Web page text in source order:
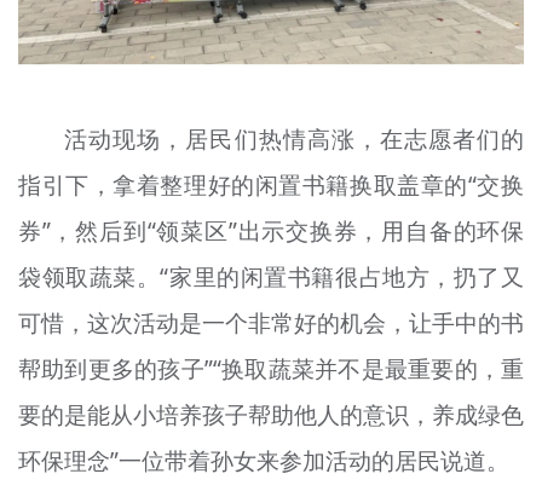
活动现场，居民们热情高涨，在志愿者们的
指引下，拿着整理好的闲置书籍换取盖章的“交换
券”，然后到“领菜区”出示交换券，用自备的环保
袋领取蔬菜。“家里的闲置书籍很占地方，扔了又
可惜，这次活动是一个非常好的机会，让手中的书
帮助到更多的孩子”“换取蔬菜并不是最重要的，重
要的是能从小培养孩子帮助他人的意识，养成绿色
环保理念”一位带着孙女来参加活动的居民说道。